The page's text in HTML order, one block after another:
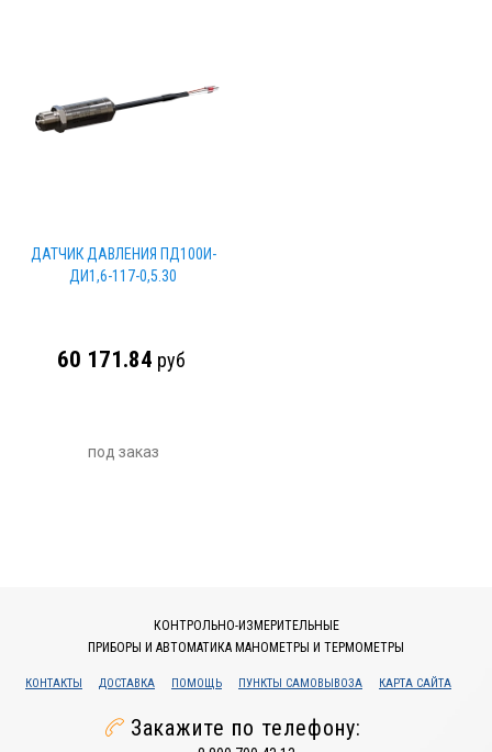
ДАТЧИК ДАВЛЕНИЯ ПД100И-
ДИ1,6-117-0,5.30
60 171.84 руб
под заказ
КОНТРОЛЬНО-ИЗМЕРИТЕЛЬНЫЕ
ПРИБОРЫ И АВТОМАТИКА МАНОМЕТРЫ И ТЕРМОМЕТРЫ
КОНТАКТЫ ДОСТАВКА ПОМОЩЬ ПУНКТЫ САМОВЫВОЗА КАРТА САЙТА
Закажите по телефону: